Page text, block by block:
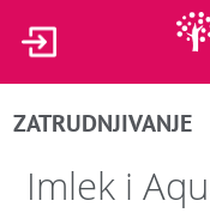
ZATRUDNJIVANJE
Imlek i